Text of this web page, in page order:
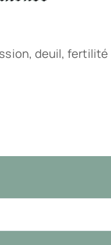
deuil,